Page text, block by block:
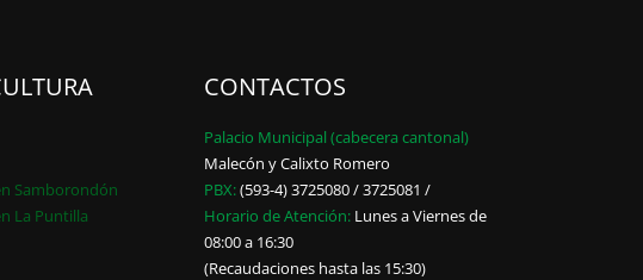
Samborondón
La Puntilla
CONTACTOS
Palacio Municipal (cabecera cantonal)
Malecón y Calixto Romero
PBX:(593-4) 3725080 / 3725081 /
Horario de Atención:Lunes a Viernes de
08:00 a 16:30
(Recaudaciones hasta las 15:30)